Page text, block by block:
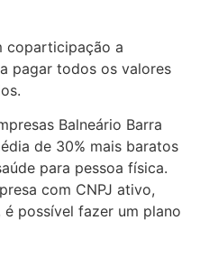
coparticipação a
pagar todos os valores
Balneário Barra
de 30% mais baratos
para pessoa física.
com CNPJ ativo,
é possível fazer um plano